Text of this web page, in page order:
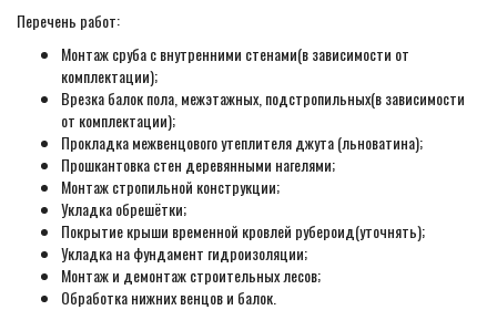
Перечень работ:
Монтаж сруба с внутренними стенами(в зависимости от
комплектации);
Врезка балок пола, межэтажных, подстропильных(в зависимости
от комплектации);
Прокладка межвенцового утеплителя джута (льноватина);
Прошкантовка стен деревянными нагелями;
Монтаж стропильной конструкции;
Укладка обрешётки;
Покрытие крыши временной кровлей рубероид(уточнять);
Укладка на фундамент гидроизоляции;
Монтаж и демонтаж строительных лесов;
Обработка нижних венцов и балок.